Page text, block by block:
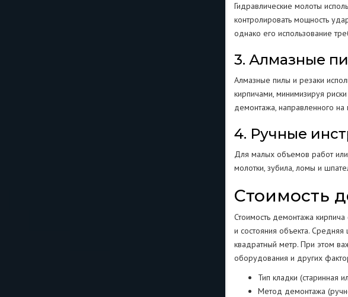
Гидравлические молоты
контролировать мощность
однако его использование
3. Алмазные
Алмазные пилы и резаки
кирпичами, минимизируя
демонтажа, направленного на
4. Ручные
Для малых объемов работ или
молотки, зубила, ломы и
Стоимость
Стоимость демонтажа
и состояния объекта.
квадратный метр. При этом
оборудования и других
Тип кладки (старинная
Метод демонтажа